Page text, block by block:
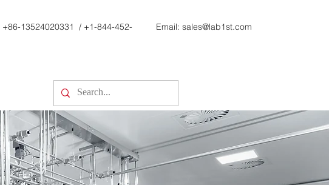
+86-13524020331 / +1-844-452-
Email: sales@lab1st.com